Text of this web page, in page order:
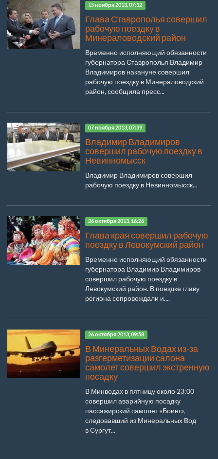
15 ноября 2013, 07:32
Глава Ставрополья совершил
рабочую поездку в
Минераловодский район
Временно исполняющий обязанности
губернатора Ставрополья Владимир
Владимиров накануне совершил
рабочую поездку в Минераловодский
район, сообщила пресс...
07 ноября 2013, 07:39
Владимир Владимиров
совершил рабочую поездку в
Невинномысск
Владимир Владимиров совершил
рабочую поездку в Невинномысск...
26 октября 2013, 16:26
Глава края совершил рабочую
поездку в Левокумский район
Временно исполняющий обязанности
губернатора Владимир Владимиров
совершил рабочую поездку в
Левокумский район. В поездке главу
региона сопровождали и....
26 октября 2013, 09:58
В Минеральных Водах из-за
разгерметизации салона
самолет совершил экстренную
посадку
В Минводах в пятницу около 23:00
совершил аварийную посадку
пассажирский самолет «Боинг»,
следовавший из Минеральных Вод
в Сургут...